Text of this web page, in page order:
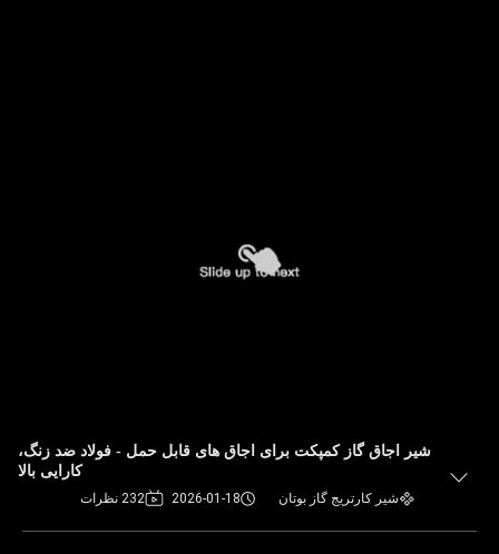
شیر اجاق گاز کمپکت برای اجاق های قابل حمل - فولاد ضد زنگ،
کارایی بالا
شیر کارتریج گاز بوتان 2026-01-18 232 نظرات